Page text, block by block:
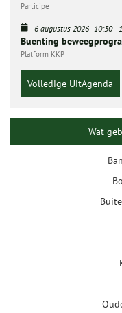
Participe
6 augustus 2026 10:30-
Buenting
Platform KKP
Volledige UitAgenda
Wat